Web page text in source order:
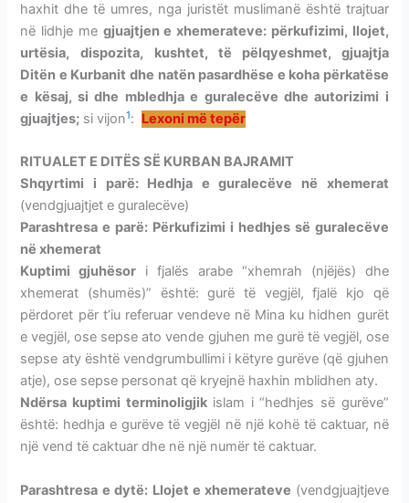
haxhit dhe të umres, nga juristët muslimanë është trajtuar
në lidhje me gjuajtjen e xhemerateve: përkufizimi, llojet,
urtësia,
dispozita, kushtet, të pëlqyeshmet, gjuajtja
Ditën e Kurbanit dhe natën pasardhëse e koha përkatëse
e kësaj, si dhe mbledhja e guralecëve dhe autorizimi i
gjuajtjes; si vijon1: Lexoni më tepër
RITUALET E DITËS SË KURBAN BAJRAMIT
Shqyrtimi i parë: Hedhja e guralecëve në xhemerat
(vendgjuajtjet e guralecëve)
Parashtresa e parë: Përkufizimi i hedhjes së guralecëve
në xhemerat
Kuptimi gjuhësor i fjalës arabe “xhemrah (njëjës) dhe
xhemerat (shumës)” është: gurë të vegjël, fjalë kjo që
përdoret për t’iu referuar vendeve në Mina ku hidhen gurët
e vegjël, ose sepse ato vende gjuhen me gurë të vegjël, ose
sepse aty është vendgrumbullimi i këtyre gurëve (që gjuhen
atje), ose sepse personat që kryejnë haxhin mblidhen aty.
Ndërsa kuptimi terminoligjikislam i “hedhjes së gurëve”
është: hedhja e gurëve të vegjël në një kohë të caktuar, në
një vend të caktuar dhe në një numër të caktuar.
Parashtresa e dytë: Llojet e xhemerateve (vendgjuajtjeve